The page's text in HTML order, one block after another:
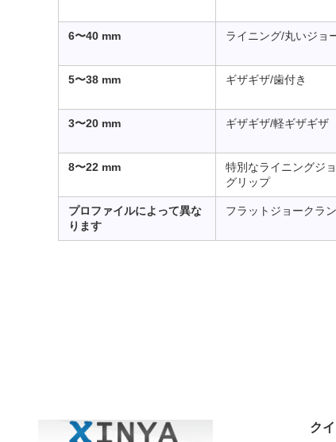
6〜40 mm ライニング/丸いジョ
5〜38 mm ギザギザ/歯付き
3〜20 mm ギザギザ/軽ギザギザ
8〜22 mm
特別なライニングジ
グリップ
プロファイルによって異な
ります
フラットジョークラ
ク